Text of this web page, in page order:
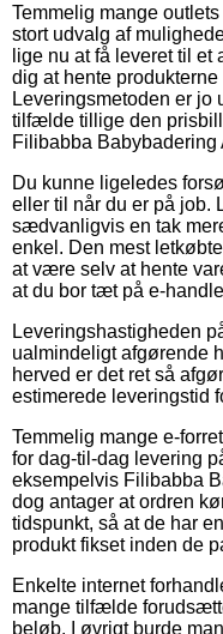
Temmelig mange
stort udvalg af
lige nu at få leveret til et
dig at hente
Leveringsmetoden er
tilfælde tillige den
Filibabba Babybadering
Du kunne ligeledes
eller til når du er på job.
sædvanligvis en tak
enkel. Den mest
at være selv at hente
at du bor tæt på e-
Leveringshastigheden
ualmindeligt afgørende
herved er det ret så
estimerede leveringstid
Temmelig mange e-
for dag-til-dag levering
eksempelvis Filibabba
dog antager at ordren
tidspunkt, så at de har
produkt fikset inden de
Enkelte internet
mange tilfælde
beløb. I øvrigt burde